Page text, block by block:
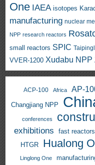
One IAEA isotopes
manufacturing nuclear
NPP research reactors
small reactors SPIC
VVER-1200 Xudabu NPP
ACP-100 Africa AP-
Changjiang NPP
conferences
exhibitions fast reactors
HTGR Hualong
Linglong One